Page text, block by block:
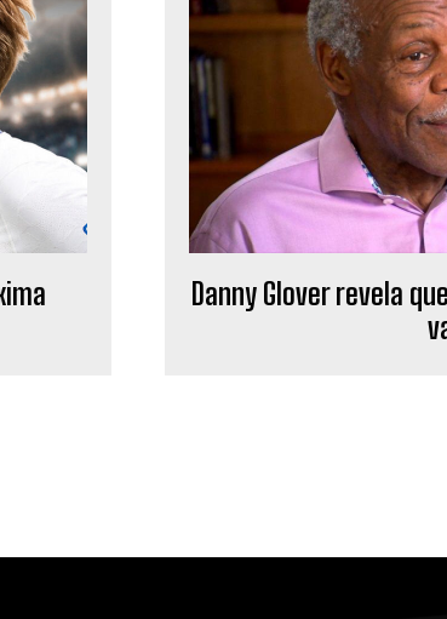
Danny Glover revela